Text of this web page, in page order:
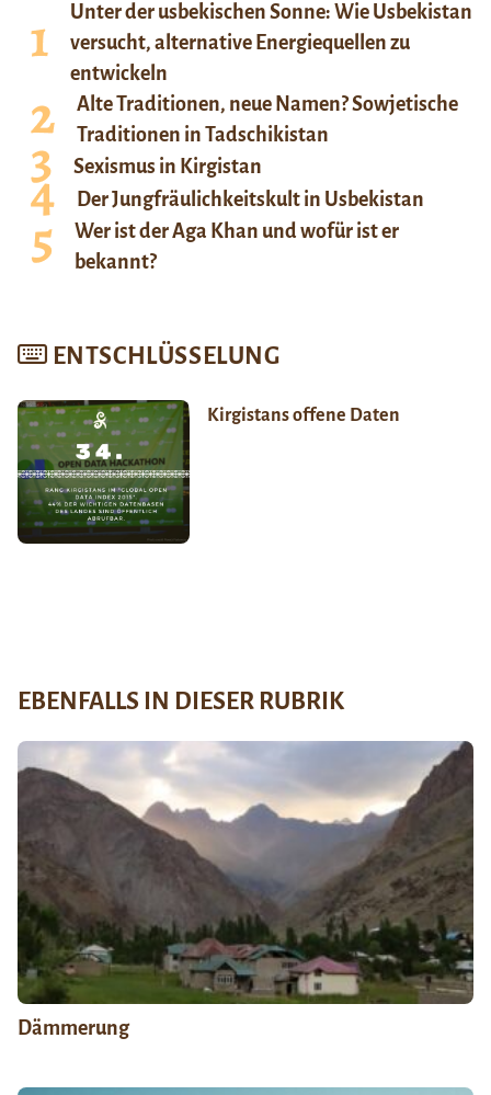
Unter der usbekischen Sonne: Wie Usbekistan
versucht, alternative Energiequellen zu
entwickeln
Alte Traditionen, neue Namen? Sowjetische
Traditionen in Tadschikistan
Sexismus in Kirgistan
Der Jungfräulichkeitskult in Usbekistan
Wer ist der Aga Khan und wofür ist er
bekannt?
ENTSCHLÜSSELUNG
Kirgistans offene Daten
EBENFALLS IN DIESER RUBRIK
Dämmerung